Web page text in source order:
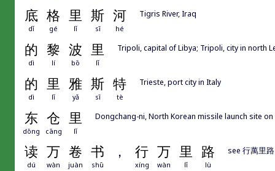
底 格 里 斯 河
dǐ gé lǐ sī hé
Tigris River, Iraq
的 黎 波 里
dì lí bō lǐ
Tripoli, capital of Libya; Tripoli, city in north
的 里 雅 斯 特
dì lǐ yǎ sī tè
Trieste, port city in Italy
东 仓 里
dōng cāng lǐ
Dongchang-ni, North Korean missile launch site
读 万 卷 书 ， 行 万 里 路
dú wàn juàn shū xíng wàn lǐ lù
see 行萬里